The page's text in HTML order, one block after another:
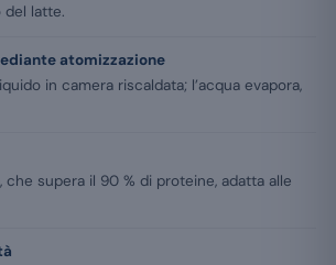
latte.
atomizzazione
in camera riscaldata; l’acqua evapora,
che supera il 90 % di proteine, adatta alle